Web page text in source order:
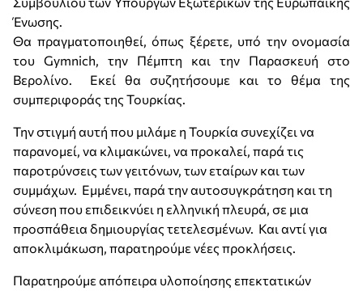
Ένωσης.
Θα πραγματοποιηθεί, όπως ξέρετε, υπό την ονομασία
του Gymnich, την Πέμπτη και την Παρασκευή στο
Βερολίνο. Εκεί θα συζητήσουμε και το θέμα της
συμπεριφοράς της Τουρκίας.
Την στιγμή αυτή που μιλάμε η Τουρκία συνεχίζει να
παρανομεί, να κλιμακώνει, να προκαλεί, παρά τις
παροτρύνσεις των γειτόνων, των εταίρων και των
συμμάχων. Εμμένει, παρά την αυτοσυγκράτηση και τη
σύνεση που επιδεικνύει η ελληνική πλευρά, σε μια
προσπάθεια δημιουργίας τετελεσμένων. Και αντί για
αποκλιμάκωση, παρατηρούμε νέες προκλήσεις.
Παρατηρούμε απόπειρα υλοποίησης επεκτατικών